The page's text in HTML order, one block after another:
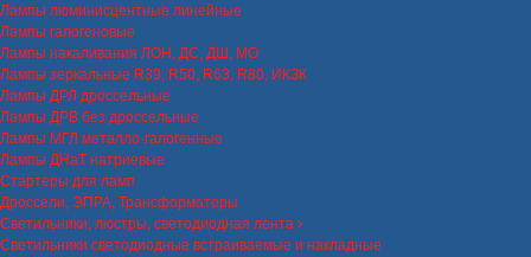
Лампы люминисцентные линейные
Лампы галогеновые
Лампы накаливания ЛОН, ДС, ДШ, МО
Лампы зеркальные R39, R50, R63, R80, ИКЗК
Лампы ДРЛ дроссельные
Лампы ДРВ без дроссельные
Лампы МГЛ металло-галогенные
Лампы ДНаТ натриевые
Стартеры для ламп
Дроссели, ЭПРА, Трансформаторы
Светильники, люстры, светодиодная лента
Светильники светодиодные встраиваемые и накладные